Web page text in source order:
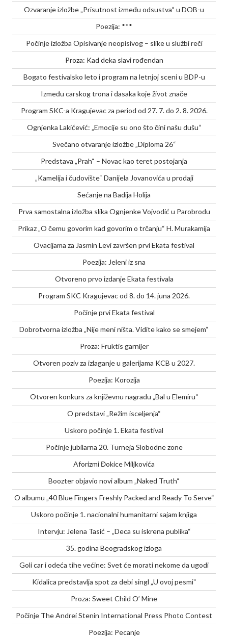
Ozvaranje izložbe „Prisutnost između odsustva“ u DOB-u
Poezija: ***
Počinje izložba Opisivanje neopisivog – slike u službi reči
Proza: Kad deka slavi rođendan
Bogato festivalsko leto i program na letnjoj sceni u BDP-u
Između carskog trona i dasaka koje život znače
Program SKC-a Kragujevac za period od 27. 7. do 2. 8. 2026.
Ognjenka Lakićević: „Emocije su ono što čini našu dušu“
Svečano otvaranje izložbe „Diploma 26“
Predstava „Prah“ – Novac kao teret postojanja
„Kamelija i čudovište“ Danijela Jovanovića u prodaji
Sećanje na Badija Holija
Prva samostalna izložba slika Ognjenke Vojvodić u Parobrodu
Prikaz „O čemu govorim kad govorim o trčanju“ H. Murakamija
Ovacijama za Jasmin Levi završen prvi Ekata festival
Poezija: Jeleni iz sna
Otvoreno prvo izdanje Ekata festivala
Program SKC Kragujevac od 8. do 14. juna 2026.
Počinje prvi Ekata festival
Dobrotvorna izložba „Nije meni ništa. Vidite kako se smejem“
Proza: Fruktis garnijer
Otvoren poziv za izlaganje u galerijama KCB u 2027.
Poezija: Korozija
Otvoren konkurs za književnu nagradu „Bal u Elemiru“
O predstavi „Režim isceljenja“
Uskoro počinje 1. Ekata festival
Počinje jubilarna 20. Turneja Slobodne zone
Aforizmi Đokice Miljkovića
Boozter objavio novi album „Naked Truth“
O albumu „40 Blue Fingers Freshly Packed and Ready To Serve“
Uskoro počinje 1. nacionalni humanitarni sajam knjiga
Intervju: Jelena Tasić – „Deca su iskrena publika“
35. godina Beogradskog izloga
Goli car i odeća tihe većine: Svet će morati nekome da ugodi
Kidalica predstavlja spot za debi singl „U ovoj pesmi“
Proza: Sweet Child O’ Mine
Počinje The Andrei Stenin International Press Photo Contest
Poezija: Pecanje